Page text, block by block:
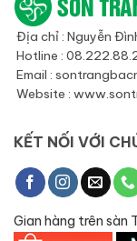
Địa chỉ : Nguyễn
Hotline :
Email :
Website :
KẾT NỐI VỚI
Gian hàng trên sàn